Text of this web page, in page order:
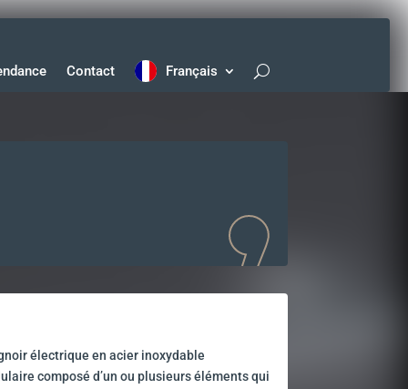
Contact Français
électrique en acier inoxydable
composé d’un ou plusieurs éléments qui